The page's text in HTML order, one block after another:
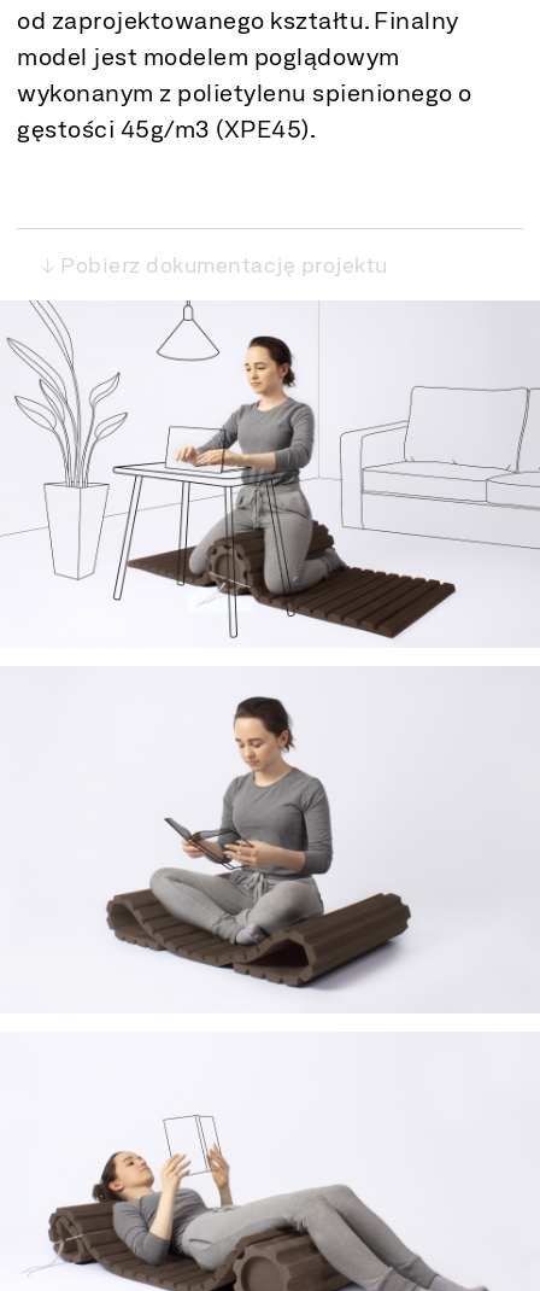
od zaprojektowanego kształtu. Finalny
model jest modelem poglądowym
wykonanym z polietylenu spienionego o
gęstości 45g/m3 (XPE45).
↓ Pobierz dokumentację projektu